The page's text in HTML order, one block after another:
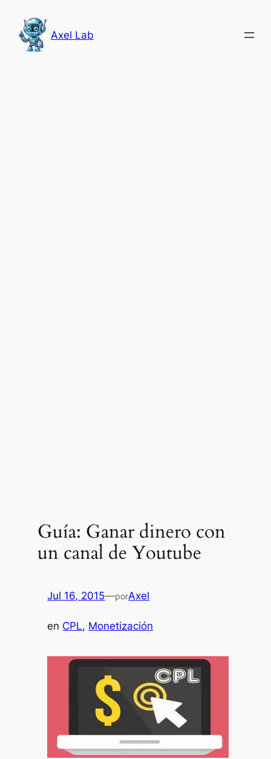
contenido
Axel Lab
Guía: Ganar dinero con
un canal de Youtube
Jul 16, 2015—porAxel
en CPL, Monetización